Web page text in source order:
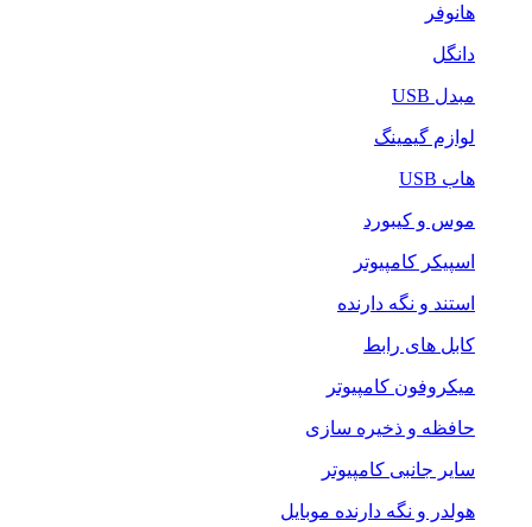
هانوفر
دانگل
مبدل USB
لوازم گیمینگ
هاب USB
موس و کیبورد
اسپیکر کامپیوتر
استند و نگه دارنده
کابل های رابط
میکروفون کامپیوتر
حافظه و ذخیره سازی
سایر جانبی کامپیوتر
هولدر و نگه دارنده موبایل